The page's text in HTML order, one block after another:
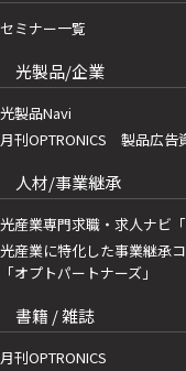
セミナー一覧
光製品/企業
光製品Navi
月刊OPTRONICS 製品広告
人材/事業継承
光産業専門求職・求人ナビ
光産業に特化した事業継承
「オプトパートナーズ」
書籍 / 雑誌
月刊OPTRONICS